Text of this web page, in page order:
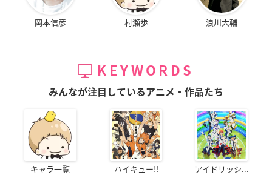
岡本信彦 村瀬歩 浪川大輔
KEYWORDS
みんなが注目しているアニメ・作品たち
キャラ一覧 ハイキュー!! アイドリッシ...